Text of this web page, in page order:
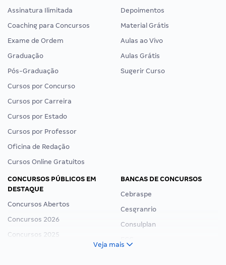
Assinatura Ilimitada
Coaching para Concursos
Exame de Ordem
Graduação
Pós-Graduação
Cursos por Concurso
Cursos por Carreira
Cursos por Estado
Cursos por Professor
Oficina de Redação
Cursos Online Gratuitos
Depoimentos
Material Grátis
Aulas ao Vivo
Aulas Grátis
Sugerir Curso
CONCURSOS PÚBLICOS EM
DESTAQUE
Concursos Abertos
Concursos 2026
Concursos 2025
BANCAS DE CONCURSOS
Cebraspe
Cesgranrio
Consulplan
Veja mais